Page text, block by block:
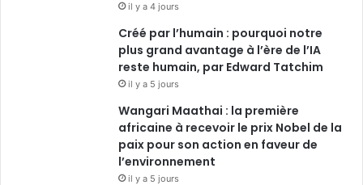
il y a 4 jours
Créé par l’humain : pourquoi notre
plus grand avantage à l’ère de l’IA
reste humain, par Edward Tatchim
il y a 5 jours
Wangari Maathai : la première
africaine à recevoir le prix Nobel de la
paix pour son action en faveur de
l’environnement
il y a 5 jours